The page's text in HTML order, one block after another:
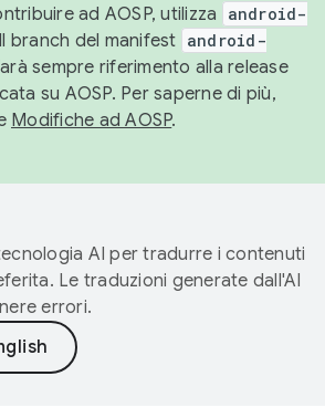
ad AOSP, utilizza
android-
branch del manifest android-
sempre riferimento alla release
su AOSP. Per saperne di più,
Modifiche ad AOSP.
AI per tradurre i contenuti
Le traduzioni generate dall'AI
errori.